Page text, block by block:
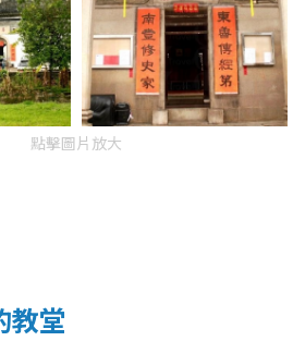
點擊圖片放大
教堂